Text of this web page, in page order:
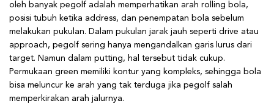
oleh banyak pegolf adalah memperhatikan arah rolling bola,
posisi tubuh ketika address, dan penempatan bola sebelum
melakukan pukulan. Dalam pukulan jarak jauh seperti drive atau
approach, pegolf sering hanya mengandalkan garis lurus dari
target. Namun dalam putting, hal tersebut tidak cukup.
Permukaan green memiliki kontur yang kompleks, sehingga bola
bisa meluncur ke arah yang tak terduga jika pegolf salah
memperkirakan arah jalurnya.